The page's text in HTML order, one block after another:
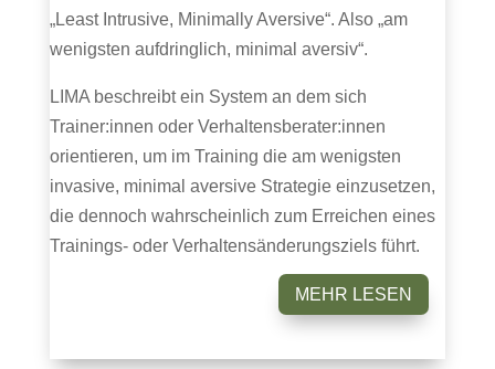
„Least Intrusive, Minimally Aversive“. Also „am
wenigsten aufdringlich, minimal aversiv“.
LIMA beschreibt ein System an dem sich
Trainer:innen oder Verhaltensberater:innen
orientieren, um im Training die am wenigsten
invasive, minimal aversive Strategie einzusetzen,
die dennoch wahrscheinlich zum Erreichen eines
Trainings- oder Verhaltensänderungsziels führt.
MEHR LESEN